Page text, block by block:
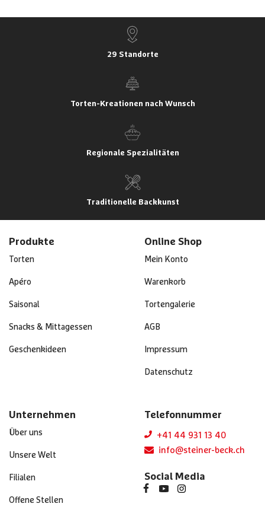
29 Standorte
Torten-Kreationen nach Wunsch
Regionale Spezialitäten
Traditionelle Backkunst
Produkte
Torten
Apéro
Saisonal
Snacks & Mittagessen
Geschenkideen
Online Shop
Mein Konto
Warenkorb
Tortengalerie
AGB
Impressum
Datenschutz
Unternehmen
Über uns
Unsere Welt
Filialen
Offene Stellen
Telefonnummer
+41 44 931 13 40
info@steiner-beck.ch
Social Media